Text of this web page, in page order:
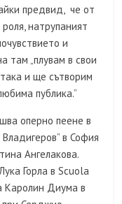
предвид, че от
натрупаният
и
там „плувам в свои
и ще сътворим
публика.”
оперно пеене в
в София
Ангелакова.
Горла в Scuola
Каролин Диума в